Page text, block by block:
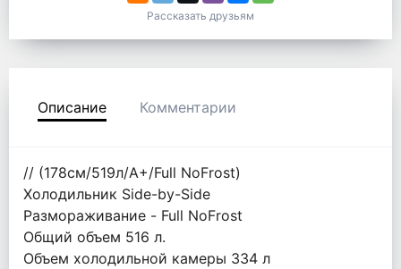
Рассказать друзьям
Описание Комментарии
// (178см/519л/А+/Full NoFrost)
Холодильник Side-by-Side
Размораживание - Full NoFrost
Общий объем 516 л.
Объем холодильной камеры 334 л